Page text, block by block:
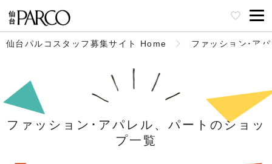
仙台パルコスタッフ募集サイト Home ファッション･ア
ファッション･アパレル、パートのショッ
プ一覧